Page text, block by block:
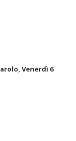
Venerdì 6